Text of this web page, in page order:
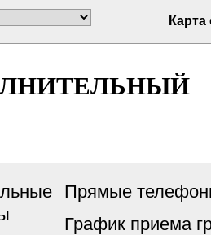
Карта
Прямые
График приема